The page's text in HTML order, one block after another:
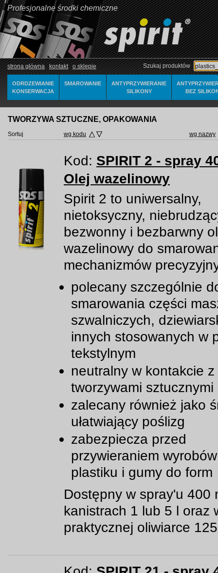
Profesjonalne środki chemiczne
strona główna kontakt o sklepie Szukaj produktów
ODRDZEWIANIE
KONSERWACJA
SMAROWANIE
ANTYPRZYWIERANIE
SILIKONY
BEZ
TWORZYWA SZTUCZNE, OPAKOWANIA
Sortuj wg kodu wg nazwy
Kod: SPIRIT 2 - spray
Olej wazelinowy
Spirit 2 to uniwersalny,
nietoksyczny,
bezwonny i bezbarwny
wazelinowy do
mechanizmów
polecany szczególnie
smarowania części
szwalniczych,
innych stosowanych w
tekstylnym
neutralny w kontakcie z
tworzywami sztucznymi
zalecany również jako
ułatwiający poślizg
zabezpiecza przed
przywieraniem
plastiku i gumy do form
Dostępny w spray'u 400
kanistrach 1 lub 5 l oraz
praktycznej oliwiarce